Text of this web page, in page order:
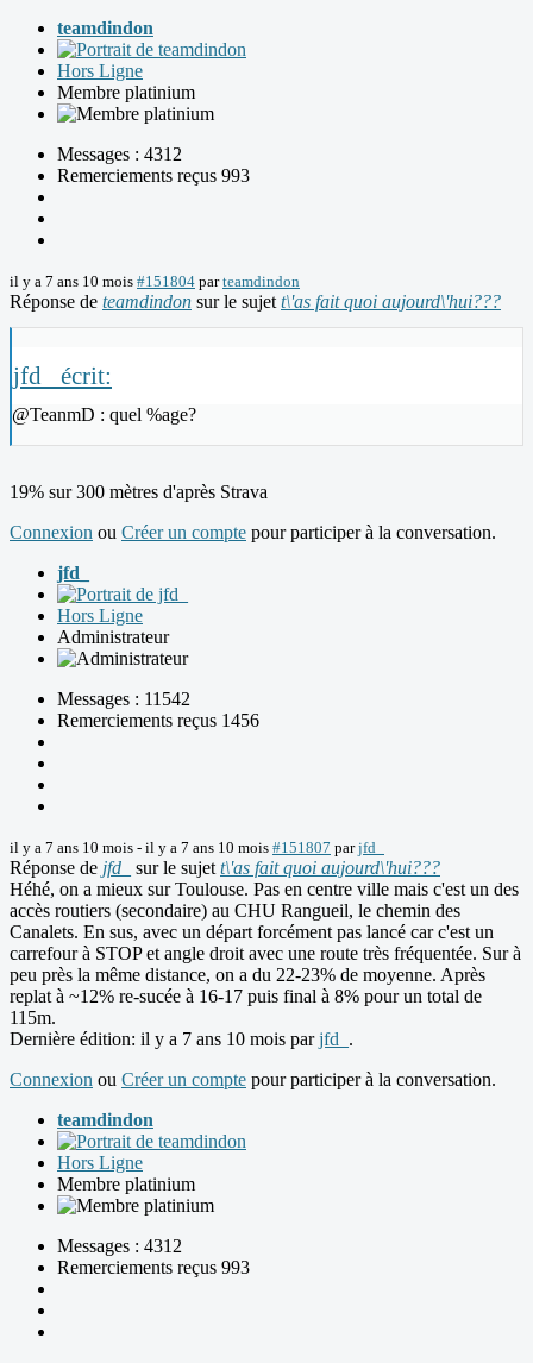
teamdindon
Hors Ligne
Membre platinium
Messages : 4312
Remerciements reçus 993
il y a 7 ans 10 mois #151804 parteamdindon
Réponse de teamdindon sur le sujet t\'as fait quoi aujourd\'hui???
jfd_ écrit:
@TeanmD : quel %age?
19% sur 300 mètres d'après Strava
Connexion ou Créer un compte pour participer à la conversation.
jfd_
Hors Ligne
Administrateur
Messages : 11542
Remerciements reçus 1456
il y a 7 ans 10 mois - il y a 7 ans 10 mois #151807 parjfd_
Réponse de jfd_ sur le sujet t\'as fait quoi aujourd\'hui???
Héhé, on a mieux sur Toulouse. Pas en centre ville mais c'est un des
accès routiers (secondaire) au CHU Rangueil, le chemin des
Canalets. En sus, avec un départ forcément pas lancé car c'est un
carrefour à STOP et angle droit avec une route très fréquentée. Sur à
peu près la même distance, on a du 22-23% de moyenne. Après
replat à ~12% re-sucée à 16-17 puis final à 8% pour un total de
115m.
Dernière édition: il y a 7 ans 10 mois parjfd_ .
Connexion ou Créer un compte pour participer à la conversation.
teamdindon
Hors Ligne
Membre platinium
Messages : 4312
Remerciements reçus 993